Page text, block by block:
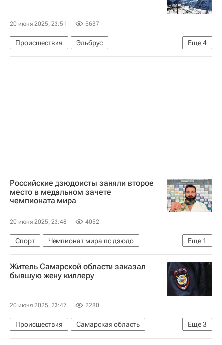
Война Израиля и Ирана: последние новости о конфликте
20 июня 2025, 23:51 5637
Еще4
Происшествия
Эльбрус
Ростовская область
Россия
Российские дзюдоисты заняли второе
место в медальном зачете
чемпионата мира
20 июня 2025, 23:48 4052
Еще 1
Спорт
Чемпионат мира по дзюдо
Инал Тасоев
Житель Самарской области заказал
бывшую жену киллеру
20 июня 2025, 23:47 2280
Еще3
Происшествия
Самарская область
Россия